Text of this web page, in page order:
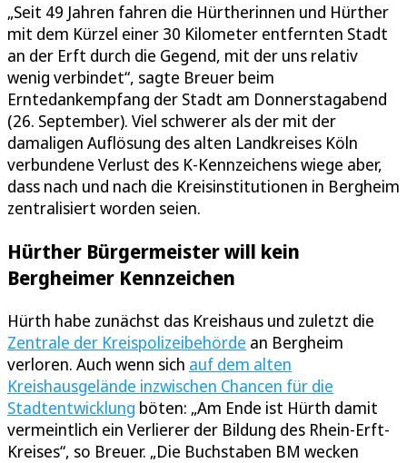
„Seit 49 Jahren fahren die Hürtherinnen und Hürther
mit dem Kürzel einer 30 Kilometer entfernten Stadt
an der Erft durch die Gegend, mit der uns relativ
wenig verbindet“, sagte Breuer beim
Erntedankempfang der Stadt am Donnerstagabend
(26. September). Viel schwerer als der mit der
damaligen Auflösung des alten Landkreises Köln
verbundene Verlust des K-Kennzeichens wiege aber,
dass nach und nach die Kreisinstitutionen in Bergheim
zentralisiert worden seien.
Hürther Bürgermeister will kein
Bergheimer Kennzeichen
Hürth habe zunächst das Kreishaus und zuletzt die
Zentrale der Kreispolizeibehörde an Bergheim
verloren. Auch wenn sich auf dem alten
Kreishausgelände inzwischen Chancen für die
Stadtentwicklung böten: „Am Ende ist Hürth damit
vermeintlich ein Verlierer der Bildung des Rhein-Erft-
Kreises“, so Breuer. „Die Buchstaben BM wecken